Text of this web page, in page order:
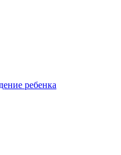
ребенка